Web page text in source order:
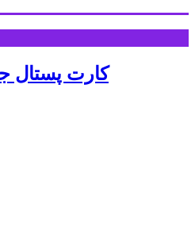
کارت پستال